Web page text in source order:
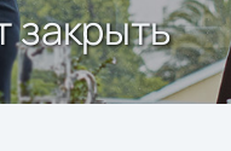
закрыть